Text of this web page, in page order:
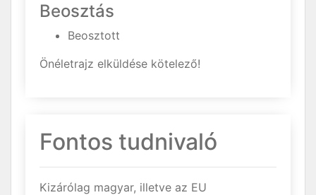
Beosztás
Beosztott
Önéletrajz elküldése kötelező!
Fontos tudnivaló
Kizárólag magyar, illetve az EU